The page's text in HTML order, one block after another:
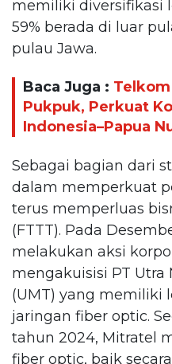
memiliki diversifikasi
59% berada di luar
pulau Jawa.
Baca Juga :
Pukpuk, Perkuat
Indonesia–Papua
Sebagai bagian dari
dalam memperkuat
terus memperluas
(FTTT). Pada
melakukan aksi
mengakuisisi PT
(UMT) yang memiliki
jaringan fiber optic.
tahun 2024, Mitratel
fiber optic, baik